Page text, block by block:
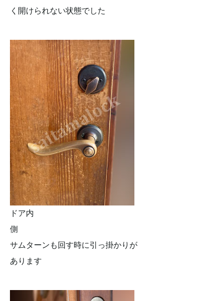
く開けられない状態でした
ドア内
側
サムターンも回す時に引っ掛かりが
あります